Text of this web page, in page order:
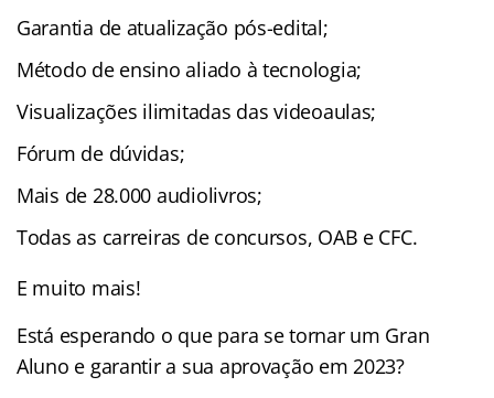
Garantia de atualização pós-edital;
Método de ensino aliado à tecnologia;
Visualizações ilimitadas das videoaulas;
Fórum de dúvidas;
Mais de 28.000 audiolivros;
Todas as carreiras de concursos, OAB e CFC.
E muito mais!
Está esperando o que para se tornar um Gran
Aluno e garantir a sua aprovação em 2023?